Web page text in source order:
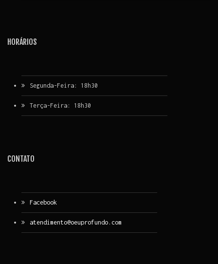
HORÁRIOS
Segunda-Feira: 18h30
Terça-Feira: 18h30
CONTATO
Facebook
atendimento@oeuprofundo.com